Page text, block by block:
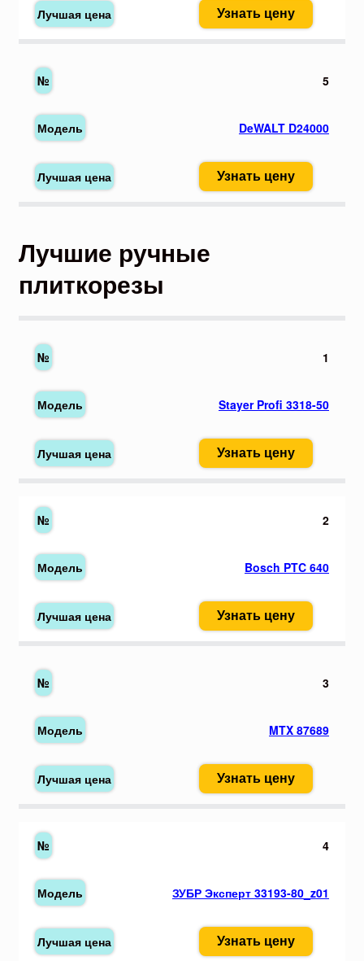
Узнать цену
5
DeWALT D24000
Узнать цену
Лучшие ручные
плиткорезы
1
Stayer Profi 3318-50
Узнать цену
2
Bosch PTC 640
Узнать цену
3
MTX 87689
Узнать цену
4
ЗУБР Эксперт 33193-80_z01
Узнать цену